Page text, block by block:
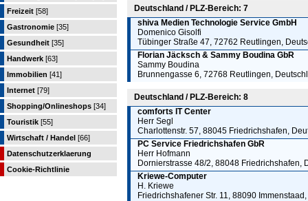
Freizeit [58]
Gastronomie [35]
Gesundheit [35]
Handwerk [63]
Immobilien [41]
Internet [79]
Shopping/Onlineshops [34]
Touristik [55]
Wirtschaft / Handel [66]
Datenschutzerklaerung
Cookie-Richtlinie
Deutschland / PLZ-Bereich: 7
shiva Medien Technologie Service GmbH
Domenico Gisolfi
Tübinger Straße 47, 72762 Reutlingen,
Florian Jäcksch & Sammy Boudina GbR
Sammy Boudina
Brunnengasse 6, 72768 Reutlingen,
Deutschland / PLZ-Bereich: 8
comforts IT Center
Herr Segl
Charlottenstr. 57, 88045 Friedrichshafen,
PC Service Friedrichshafen GbR
Herr Hofmann
Dornierstrasse 48/2, 88048 Friedrichshafen,
Kriewe-Computer
H. Kriewe
Friedrichshafener Str. 11, 88090